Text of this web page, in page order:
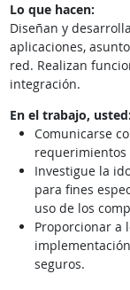
Lo que hacen:
Diseñan y
aplicaciones,
red. Realizan
integración.
En el trabajo, usted:
Comunicarse
requerimientos
Investigue la
para fines
uso de los
Proporcionar a
seguros.